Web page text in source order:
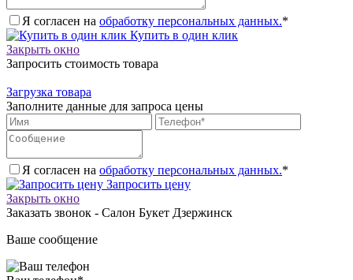
Я согласен на обработку персональных данных.*
Купить в один клик
Закрыть окно
Запросить стоимость товара
Загрузка товара
Заполните данные для запроса цены
Я согласен на обработку персональных данных.*
Запросить цену
Закрыть окно
Заказать звонок - Салон Букет Дзержинск
Ваше сообщение